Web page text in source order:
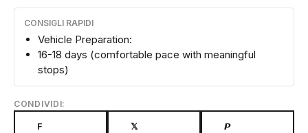
CONSIGLI RAPIDI
Vehicle Preparation:
16-18 days (comfortable pace with meaningful
stops)
CONDIVIDI:
F 𝕏 𝙋